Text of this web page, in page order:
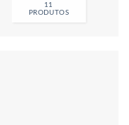
11
PRODUTOS